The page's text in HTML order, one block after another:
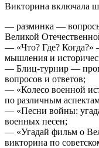
Викторина включала
— разминка —
Великой
— «Что? Где? Когда?»
мышления и
— Блиц-турнир —
вопросов и ответов;
— «Колесо военной
по различным
— «Песни войны:
военных песен;
— «Угадай фильм о
викторина по